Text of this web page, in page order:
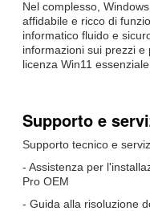
Nel complesso,
affidabile e ricco di
informatico fluido e
informazioni sui prezzi
licenza Win11 essenziale.
Supporto e
Supporto tecnico e
- Assistenza per
Pro OEM
- Guida alla risoluzione